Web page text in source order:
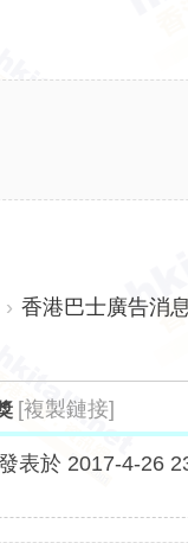
› 香港巴士廣告消
[複製鏈接]
表於 2017-4-26